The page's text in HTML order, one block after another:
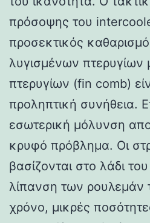
πρόσοψης του
προσεκτικός
λυγισμένων πτερυγίων
πτερυγίων (fin comb)
προληπτική συνήθεια.
εσωτερική μόλυνση
κρυφό πρόβλημα. Οι
βασίζονται στο λάδι
λίπανση των ρουλεμάν
χρόνο, μικρές